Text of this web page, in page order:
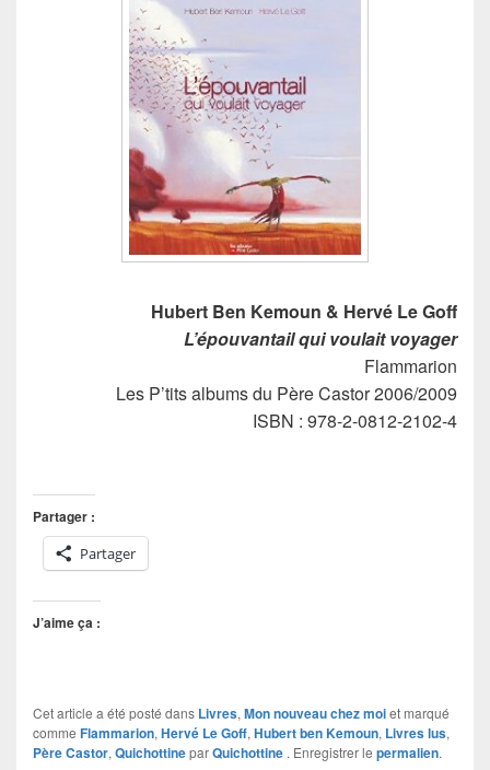
Hubert Ben Kemoun & Hervé Le Goff
L’épouvantail qui voulait voyager
Flammarion
Les P’tits albums du Père Castor 2006/2009
ISBN : 978-2-0812-2102-4
Partager :
Partager
J’aime ça :
Cet article a été posté dans Livres, Mon nouveau chez moiet marqué
comme Flammarion, Hervé Le Goff, Hubert ben Kemoun, Livres lus,
Père Castor, QuichottineparQuichottine . Enregistrer le permalien.